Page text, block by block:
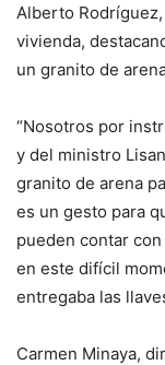
Alberto
vivienda,
un granito de
“Nosotros por
y del ministro
granito de arena
es un gesto para
pueden contar
en este difícil
entregaba las
Carmen Minaya,